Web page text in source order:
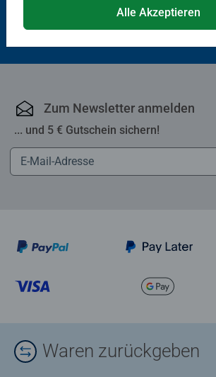
Zum Newsletter anmelden
... und 5 € Gutschein sichern!
Waren zurückgeben
Alle Akzeptieren